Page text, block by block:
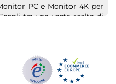
PC e Monitor 4K per
tra una vasta scelta di
e multifunzione.
tablet e accessori vari